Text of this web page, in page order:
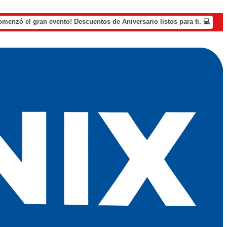
el gran evento! Descuentos de Aniversario listos para ti. 💻